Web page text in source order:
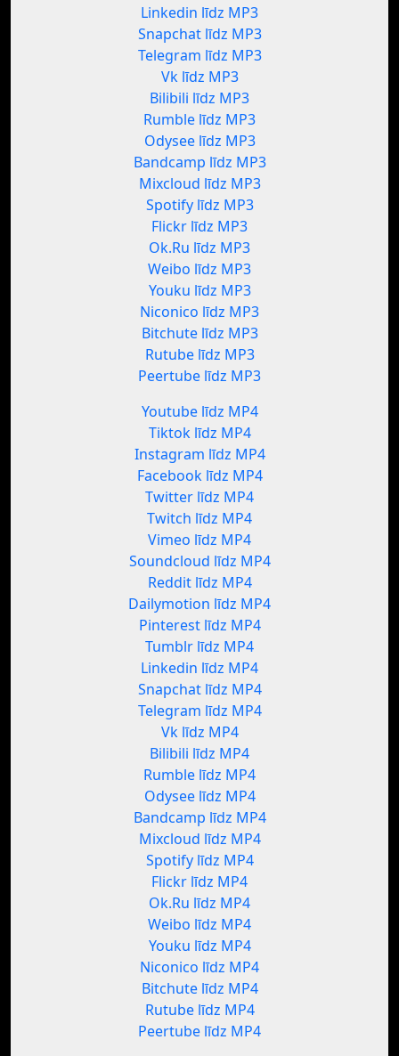
Linkedin līdz MP3
Snapchat līdz MP3
Telegram līdz MP3
Vk līdz MP3
Bilibili līdz MP3
Rumble līdz MP3
Odysee līdz MP3
Bandcamp līdz MP3
Mixcloud līdz MP3
Spotify līdz MP3
Flickr līdz MP3
Ok.Ru līdz MP3
Weibo līdz MP3
Youku līdz MP3
Niconico līdz MP3
Bitchute līdz MP3
Rutube līdz MP3
Peertube līdz MP3
Youtube līdz MP4
Tiktok līdz MP4
Instagram līdz MP4
Facebook līdz MP4
Twitter līdz MP4
Twitch līdz MP4
Vimeo līdz MP4
Soundcloud līdz MP4
Reddit līdz MP4
Dailymotion līdz MP4
Pinterest līdz MP4
Tumblr līdz MP4
Linkedin līdz MP4
Snapchat līdz MP4
Telegram līdz MP4
Vk līdz MP4
Bilibili līdz MP4
Rumble līdz MP4
Odysee līdz MP4
Bandcamp līdz MP4
Mixcloud līdz MP4
Spotify līdz MP4
Flickr līdz MP4
Ok.Ru līdz MP4
Weibo līdz MP4
Youku līdz MP4
Niconico līdz MP4
Bitchute līdz MP4
Rutube līdz MP4
Peertube līdz MP4